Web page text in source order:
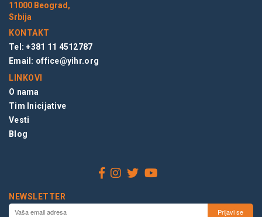
11000 Beograd,
Srbija
KONTAKT
Tel: +381 11 4512787
Email: office@yihr.org
LINKOVI
O nama
Tim Inicijative
Vesti
Blog
NEWSLETTER